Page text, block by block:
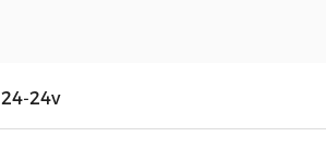
24-24v